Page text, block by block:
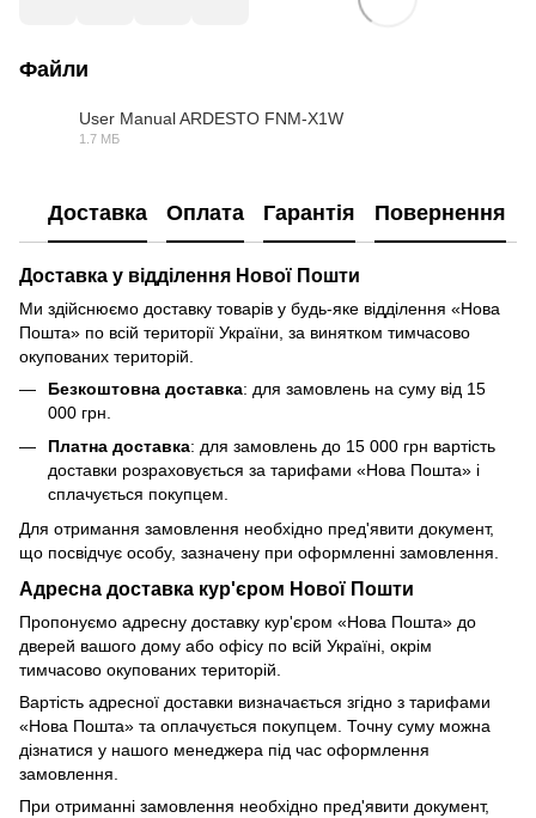
Файли
User Manual ARDESTO FNM-X1W
1.7 МБ
Доставка Оплата Гарантія Повернення
Доставка у відділення Нової Пошти
Ми здійснюємо доставку товарів у будь-яке відділення «Нова
Пошта» по всій території України, за винятком тимчасово
окупованих територій.
Безкоштовна доставка: для замовлень на суму від 15
000 грн.
Платна доставка: для замовлень до 15 000 грн вартість
доставки розраховується за тарифами «Нова Пошта» і
сплачується покупцем.
Для отримання замовлення необхідно пред'явити документ,
що посвідчує особу, зазначену при оформленні замовлення.
Адресна доставка кур'єром Нової Пошти
Пропонуємо адресну доставку кур'єром «Нова Пошта» до
дверей вашого дому або офісу по всій Україні, окрім
тимчасово окупованих територій.
Вартість адресної доставки визначається згідно з тарифами
«Нова Пошта» та оплачується покупцем. Точну суму можна
дізнатися у нашого менеджера під час оформлення
замовлення.
При отриманні замовлення необхідно пред'явити документ,